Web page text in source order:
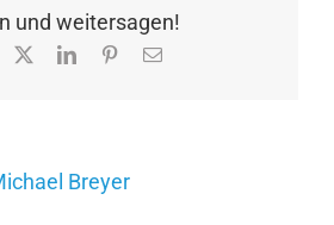
messen
und weitersagen!
Facebook LinkedInPinterest
E-
Breyer